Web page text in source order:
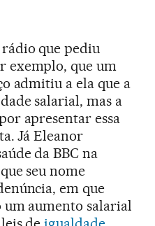
que pediu
exemplo, que um
admitiu a ela que a
salarial, mas a
apresentar essa
Já Eleanor
da BBC na
seu nome
em que
um aumento salarial